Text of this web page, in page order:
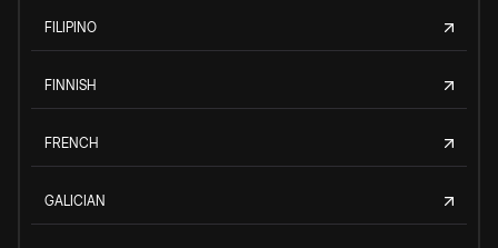
FILIPINO
FINNISH
FRENCH
GALICIAN